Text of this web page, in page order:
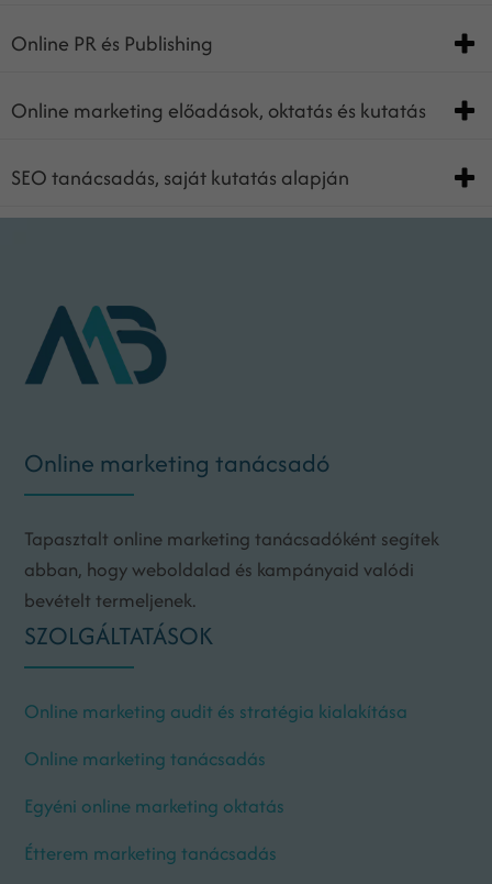
Online PR és Publishing
Online marketing előadások, oktatás és kutatás
SEO tanácsadás, saját kutatás alapján
Online marketing tanácsadó
Tapasztalt online marketing tanácsadóként segítek
abban, hogy weboldalad és kampányaid valódi
bevételt termeljenek.
SZOLGÁLTATÁSOK
Online marketing audit és stratégia kialakítása
Online marketing tanácsadás
Egyéni online marketing oktatás
Étterem marketing tanácsadás